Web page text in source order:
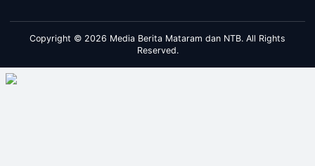
Copyright © 2026 Media Berita Mataram dan NTB. All Rights
Reserved.